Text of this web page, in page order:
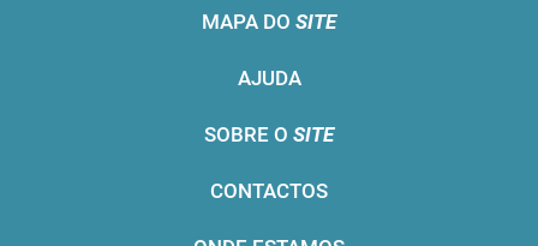
MAPA DO SITE
AJUDA
SOBRE O SITE
CONTACTOS